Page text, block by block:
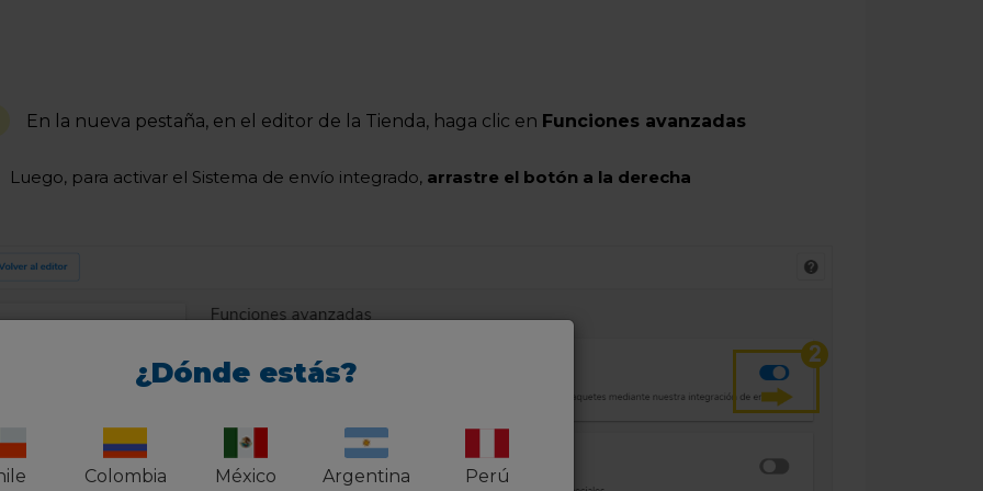
En la nueva pestaña, en el editor de la Tienda, haga clic en Funciones avanzadas
Luego, para activar el Sistema de envío integrado, arrastre el botón a la derecha
¿Dónde estás?
Colombia México Argentina Perú